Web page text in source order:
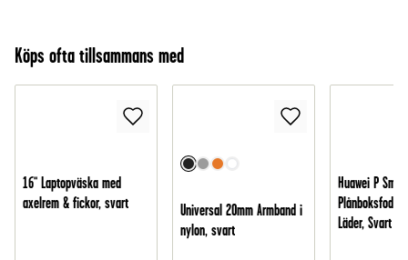
Köps ofta tillsammans med
16" Laptopväska med
axelrem & fickor, svart
Universal 20mm Armband i
nylon, svart
Huawei P
Läder, Svart